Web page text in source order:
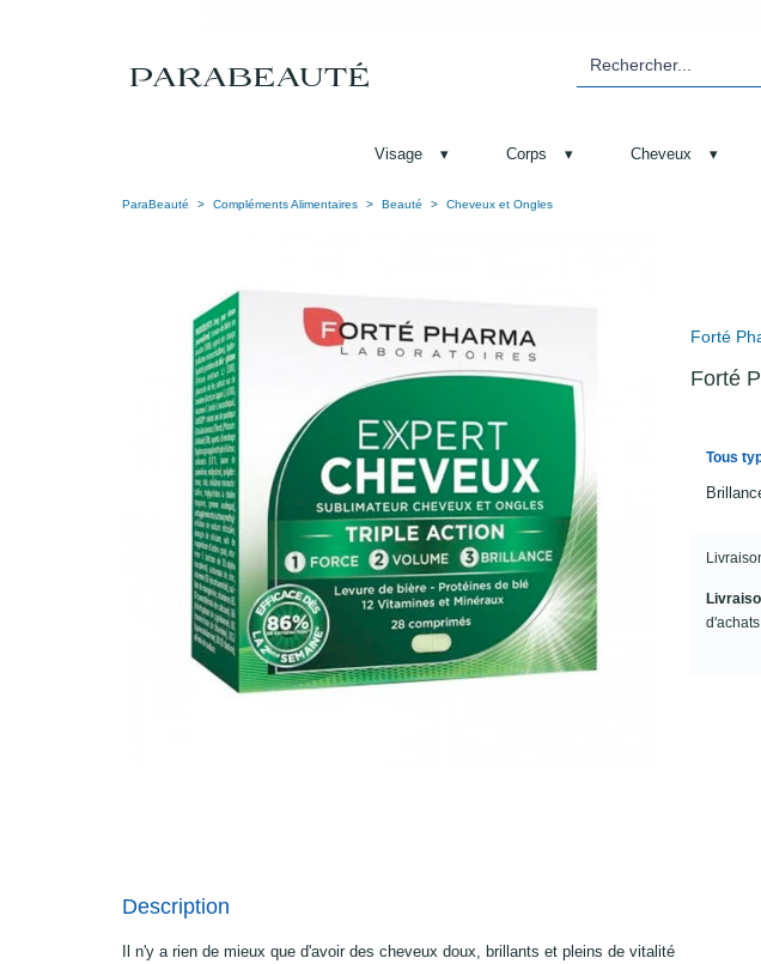
Visage ▾ Corps ▾ Cheveux ▾
ParaBeauté Compléments Alimentaires Beauté Cheveux et Ongles
Forté
Forté
Tous
d'achats
Description
Il n'y a rien de mieux que d'avoir des cheveux doux, brillants et pleins de vitalité